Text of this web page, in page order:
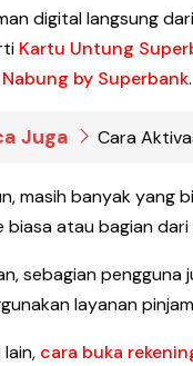
digital langsung
Kartu Untung
by Superbank.
Juga Cara
masih banyak yang
biasa atau bagian
sebagian pengguna
layanan
lain, cara buka